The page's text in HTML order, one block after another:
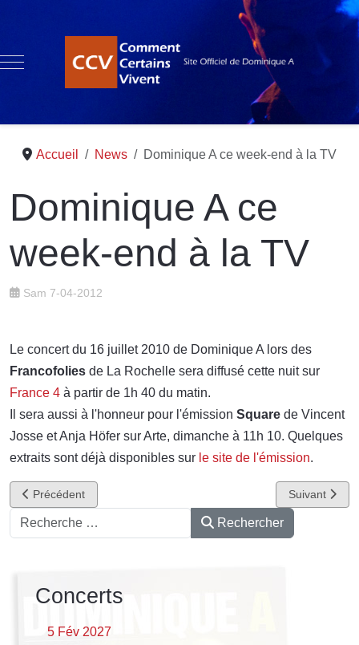
Mobile Menu Toggle
Accueil News Dominique A ce week-end à la TV
Dominique A ce
week-end à la TV
Sam 7-04-2012
Le concert du 16 juillet 2010 de Dominique A lors des
Francofolies de La Rochelle sera diffusé cette nuit sur
France 4 à partir de 1h 40 du matin.
Il sera aussi à l'honneur pour l'émission Square de Vincent
Josse et Anja Höfer sur Arte, dimanche à 11h 10. Quelques
extraits sont déjà disponibles sur le site de l'émission.
Article précédent : Dominique A en interview et session radio
Précédent Article
Suivant
Rechercher Rechercher
Concerts
5 Fév 2027